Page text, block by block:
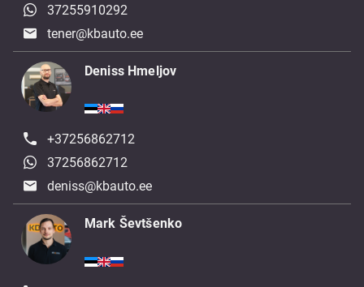
37255910292
tener@kbauto.ee
Deniss Hmeljov
+37256862712
37256862712
deniss@kbauto.ee
Mark Ševtšenko